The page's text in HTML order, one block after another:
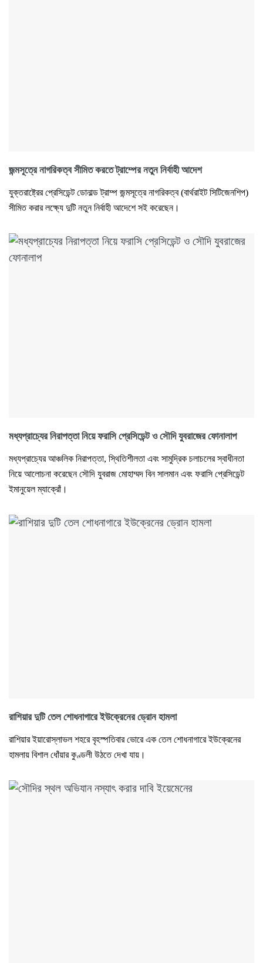
জন্মসূত্রে নাগরিকত্ব সীমিত করতে ট্রাম্পের নতুন নির্বাহী আদেশ
যুক্তরাষ্ট্রের প্রেসিডেন্ট ডোনাল্ড ট্রাম্প জন্মসূত্রে নাগরিকত্ব (বার্থরাইট সিটিজেনশিপ)
সীমিত করার লক্ষ্যে দুটি নতুন নির্বাহী আদেশে সই করেছেন।
মধ্যপ্রাচ্যের নিরাপত্তা নিয়ে ফরাসি প্রেসিডেন্ট ও সৌদি যুবরাজের ফোনালাপ
মধ্যপ্রাচ্যের আঞ্চলিক নিরাপত্তা, স্থিতিশীলতা এবং সামুদ্রিক চলাচলের স্বাধীনতা
নিয়ে আলোচনা করেছেন সৌদি যুবরাজ মোহাম্মদ বিন সালমান এবং ফরাসি প্রেসিডেন্ট
ইমানুয়েল ম্যাক্রোঁ।
রাশিয়ার দুটি তেল শোধনাগারে ইউক্রেনের ড্রোন হামলা
রাশিয়ার ইয়ারোস্লাভল শহরে বৃহস্পতিবার ভোরে এক তেল শোধনাগারে ইউক্রেনের
হামলায় বিশাল ধোঁয়ার কুণ্ডলী উঠতে দেখা যায়।